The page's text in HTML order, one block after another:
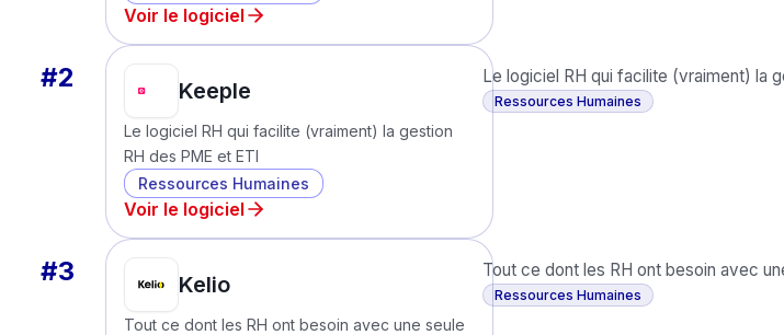
Voir le logiciel
#2 Keeple
Le logiciel RH qui facilite (vraiment) la gestion
RH des PME et ETI
Ressources Humaines
Voir le logiciel
Le logiciel RH qui facilite (vraiment) la
Ressources Humaines
#3 Kelio
Tout ce dont les RH ont besoin avec une seule
Tout ce dont les RH ont besoin avec
Ressources Humaines